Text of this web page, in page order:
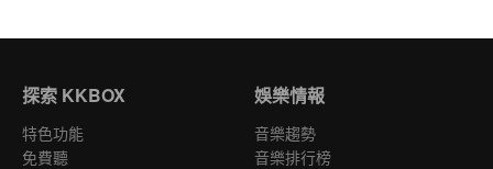
探索 KKBOX
特色功能
免費聽
娛樂情報
音樂趨勢
音樂排行榜